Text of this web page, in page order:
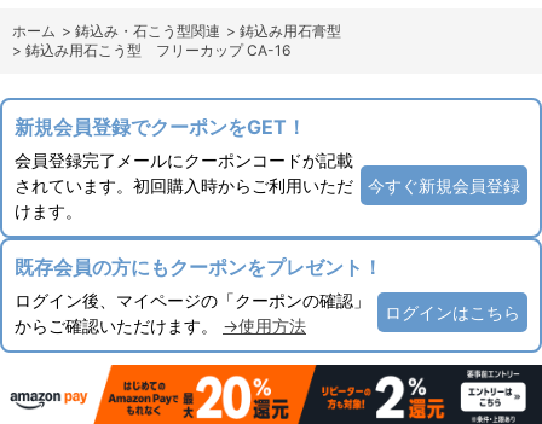
ホーム > 鋳込み・石こう型関連 > 鋳込み用石膏型
> 鋳込み用石こう型 フリーカップ CA-16
新規会員登録でクーポンをGET！
会員登録完了メールにクーポンコードが記載
されています。初回購入時からご利用いただ
けます。
今すぐ新規会員登録
既存会員の方にもクーポンをプレゼント！
ログイン後、マイページの「クーポンの確認」
からご確認いただけます。 →使用方法
ログインはこちら